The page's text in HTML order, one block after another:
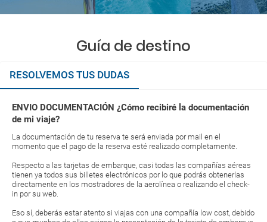
Guía de destino
RESOLVEMOS TUS DUDAS
ENVIO DOCUMENTACIÓN ¿Cómo recibiré la documentación
de mi viaje?
La documentación de tu reserva te será enviada por mail en el
momento que el pago de la reserva esté realizado completamente.
Respecto a las tarjetas de embarque, casi todas las compañías aéreas
tienen ya todos sus billetes electrónicos por lo que podrás obtenerlas
directamente en los mostradores de la aerolínea o realizando el check-
in por su web.
Eso sí, deberás estar atento si viajas con una compañía low cost, debido